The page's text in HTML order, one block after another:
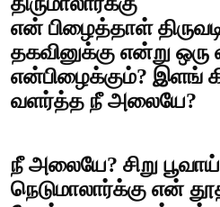
என் பிழைத்தாள்
தகவினுக்கு என்று
என்பிழைக்கும்? இளங்
வளர்த்த நீ அலையே?
நீ அலையே? சிறு பூவாய்
நெடுமாலார்க்கு என்